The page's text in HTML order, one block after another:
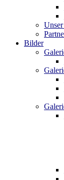
Bilder